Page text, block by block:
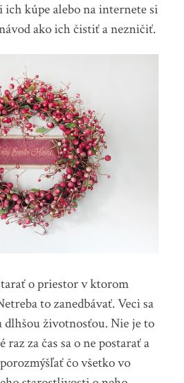
kúpe alebo na internete si
ako ich čistiť a nezničiť.
o priestor v ktorom
to zanedbávať. Veci sa
dlhšou životnosťou. Nie je to
raz za čas sa o ne postarať a
čo všetko vo